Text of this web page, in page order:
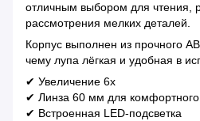
отличным выбором для чтения,
рассмотрения мелких деталей.
Корпус выполнен из прочного
чему лупа лёгкая и удобная в
✔ Увеличение 6x
✔ Линза 60 мм для комфортного
✔ Встроенная LED-подсветка